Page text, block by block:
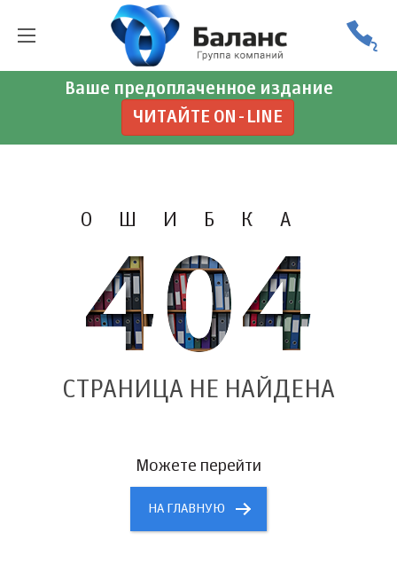
Ваше предоплаченное издание
ЧИТАЙТЕ ON-LINE
ОШИБКА
СТРАНИЦА НЕ НАЙДЕНА
Можете перейти
НА ГЛАВНУЮ